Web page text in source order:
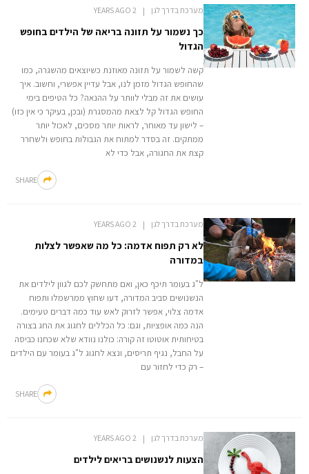
מערכת בדרך לגן 2 YEARS AGO
כך נשמור על תזונה בריאה של הילדים בחופש
הגדול
קשה לשמור על תזונה מאוזנת כשיוצאים מהשגרה, כמו
שהחופש הגדול מזמן לנו, אבל עדיין אפשרי, וחשוב. איך
עושים את זה מבלי לוותר על ההנאה? כל הטיפים בימי
החופש הגדול קל לצאת מהמסגרת (ובכן, בעיקר כי אין כזו)
– לישון עד מאוחר, לראות יותר מסכים, לאכול יותר
ממתקים. זה בסדר למתוח את הגבולות בחופש ולשחרר
קצת את החגורה, אבל כדי לא
SHARE
מערכת בדרך לגן 2 YEARS AGO
לא רק תפוח אדמה: כל מה שאפשר לצלות
במדורה
ל"ג בעומר תיכף כאן, ואם מתחשק לכם לגוון לילדים את
הנשנושים סביב המדורה, דעו שחוץ ממרשמלו ותפוח
אדמה צלוי, אפשר לזרוק לאש עוד כמה דברים טעימים.
הנה כמה אופציות, וגם: כל הכללים לחגוג את החג בצורה
בטיחותית אוטוטו זה קורה: כולנו נוודא שלא שכחנו כביסה
על החבל, נגיף תריסים, ונצא לחגוג ל"ג בעומר עם הילדים
– רק כדי לחזור עם
SHARE
מערכת בדרך לגן 2 YEARS AGO
הצעות לנשנושים בריאים לילדים